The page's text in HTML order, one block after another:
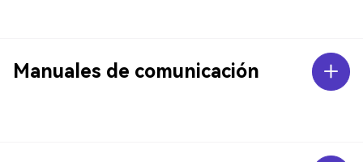
Manuales de comunicación